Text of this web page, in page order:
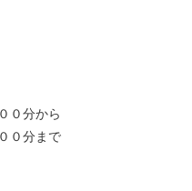
分から
０分まで